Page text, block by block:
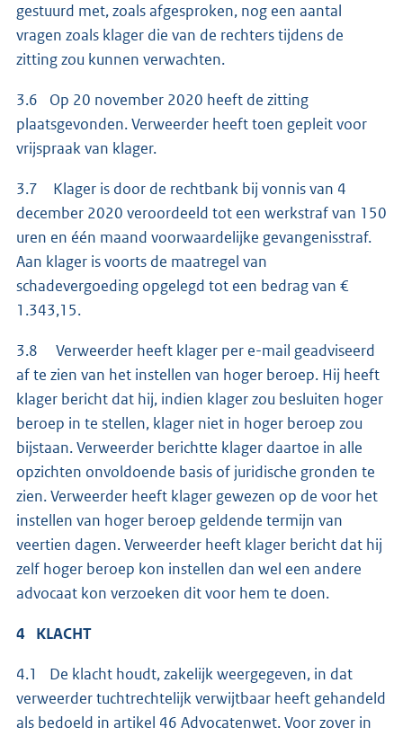
gestuurd met, zoals afgesproken, nog een aantal
vragen zoals klager die van de rechters tijdens de
zitting zou kunnen verwachten.
3.6 Op 20 november 2020 heeft de zitting
plaatsgevonden. Verweerder heeft toen gepleit voor
vrijspraak van klager.
3.7 Klager is door de rechtbank bij vonnis van 4
december 2020 veroordeeld tot een werkstraf van 150
uren en één maand voorwaardelijke gevangenisstraf.
Aan klager is voorts de maatregel van
schadevergoeding opgelegd tot een bedrag van €
1.343,15.
3.8 Verweerder heeft klager per e-mail geadviseerd
af te zien van het instellen van hoger beroep. Hij heeft
klager bericht dat hij, indien klager zou besluiten hoger
beroep in te stellen, klager niet in hoger beroep zou
bijstaan. Verweerder berichtte klager daartoe in alle
opzichten onvoldoende basis of juridische gronden te
zien. Verweerder heeft klager gewezen op de voor het
instellen van hoger beroep geldende termijn van
veertien dagen. Verweerder heeft klager bericht dat hij
zelf hoger beroep kon instellen dan wel een andere
advocaat kon verzoeken dit voor hem te doen.
4 KLACHT
4.1 De klacht houdt, zakelijk weergegeven, in dat
verweerder tuchtrechtelijk verwijtbaar heeft gehandeld
als bedoeld in artikel 46 Advocatenwet. Voor zover in